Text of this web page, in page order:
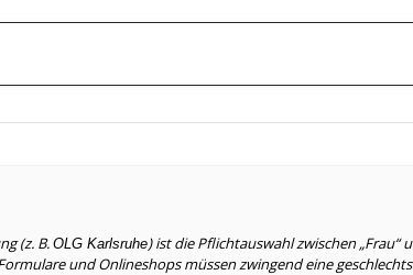
(z. B. OLG Karlsruhe) ist die Pflichtauswahl zwischen
und Onlineshops müssen zwingend eine